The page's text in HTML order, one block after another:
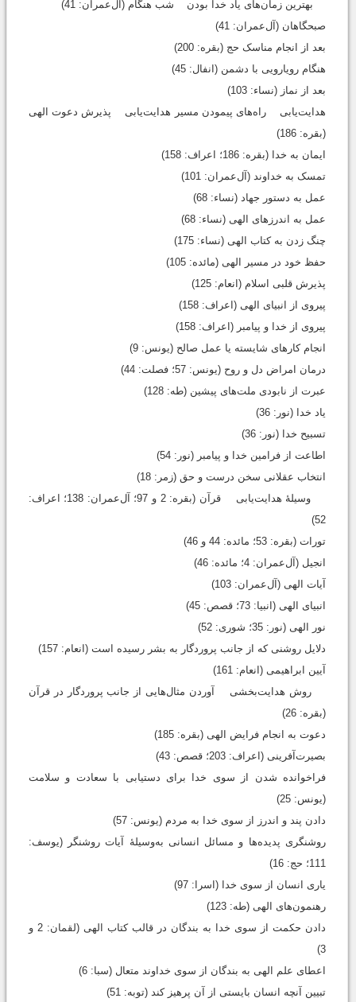
بهترین زمان‌های یاد خدا بودن شب هنگام (آل‌عمران: 41)
صبحگاهان (آل‌عمران: 41)
بعد از انجام مناسک حج (بقره: 200)
هنگام رویارویی با دشمن (انفال: 45)
بعد از نماز (نساء: 103)
هدایت‌یابی راه‌های پیمودن مسیر هدایت‌یابی پذیرش دعوت الهی
(بقره: 186)
ایمان به خدا (بقره: 186؛ اعراف: 158)
تمسک به خداوند (آل‌عمران: 101)
عمل به دستور جهاد (نساء: 68)
عمل به اندرزهای الهی (نساء: 68)
چنگ زدن به کتاب الهی (نساء: 175)
حفظ خود در مسیر الهی (مائده: 105)
پذیرش قلبی اسلام (انعام: 125)
پیروی از انبیای الهی (اعراف: 158)
پیروی از خدا و پیامبر (اعراف: 158)
انجام کارهای شایسته یا عمل صالح (یونس: 9)
درمان امراض دل و روح (یونس: 57؛ فصلت: 44)
عبرت از نابودی ملت‌های پیشین (طه: 128)
یاد خدا (نور: 36)
تسبیح خدا (نور: 36)
اطاعت از فرامین خدا و پیامبر (نور: 54)
انتخاب عقلانی سخن درست و حق (زمر: 18)
وسیلۀ هدایت‌یابی قرآن (بقره: 2 و 97؛ آل‌عمران: 138؛ اعراف:
52)
تورات (بقره: 53؛ مائده: 44 و 46)
انجیل (آل‌عمران: 4؛ مائده: 46)
آیات الهی (آل‌عمران: 103)
انبیای الهی (انبیا: 73؛ قصص: 45)
نور الهی (نور: 35؛ شوری: 52)
دلایل روشنی که از جانب پروردگار به بشر رسیده است (انعام: 157)
آیین ابراهیمی (انعام: 161)
روش هدایت‌بخشی آوردن مثال‌هایی از جانب پروردگار در قرآن
(بقره: 26)
دعوت به انجام فرایض الهی (بقره: 185)
بصیرت‌آفرینی (اعراف: 203؛ قصص: 43)
فراخوانده شدن از سوی خدا برای دستیابی با سعادت و سلامت
(یونس: 25)
دادن پند و اندرز از سوی خدا به مردم (یونس: 57)
روشنگری پدیده‌ها و مسائل انسانی به‌وسیلۀ آیات روشنگر (یوسف:
111؛ حج: 16)
یاری انسان از سوی خدا (اسرا: 97)
رهنمون‌های الهی (طه: 123)
دادن حکمت از سوی خدا به بندگان در قالب کتاب الهی (لقمان: 2 و
3)
اعطای علم الهی به بندگان از سوی خداوند متعال (سبا: 6)
تبیین آنچه انسان بایستی از آن پرهیز کند (توبه: 51)